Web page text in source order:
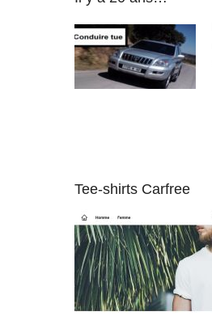
Tee-shirts Carfree